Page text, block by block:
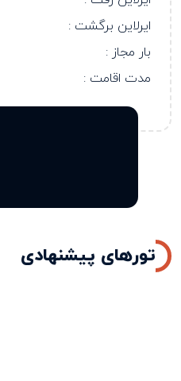
ایرلاین برگشت :
بار مجاز :
مدت اقامت :
تورهای پیشنهادی